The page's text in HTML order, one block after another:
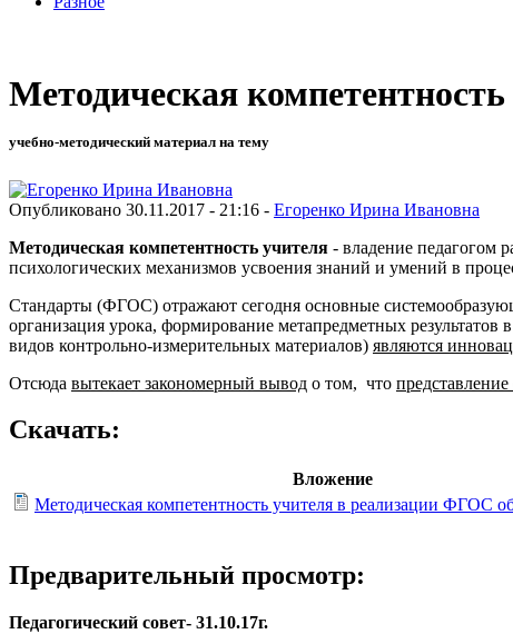
Методическая
учебно-методический материал на тему
Опубликовано 30.11.2017 - 21:16 - Егоренко Ирина Ивановна
Методическая компетентность учителя - владение педагогом
психологических механизмов усвоения знаний и умений в
Стандарты (ФГОС) отражают сегодня основные
организация урока, формирование метапредметных
видов контрольно-измерительных материалов) являются
Отсюда вытекает закономерный вывод о том, что
Скачать:
Вложение
Методическая компетентность учителя в реализации ФГОС
Предварительный просмотр:
Педагогический совет- 31.10.17г.